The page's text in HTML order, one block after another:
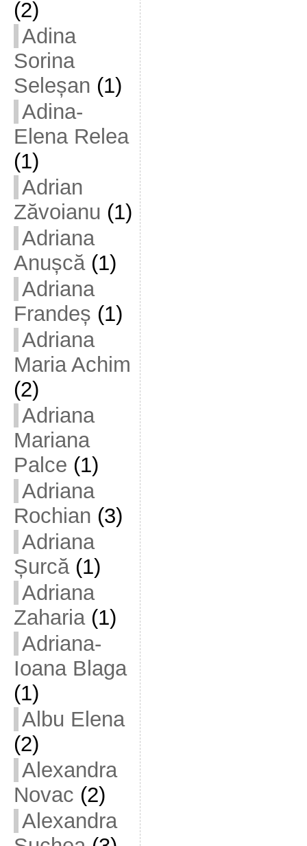
(2)
Adina
Sorina
Seleșan (1)
Adina-
Elena Relea
(1)
Adrian
Zăvoianu (1)
Adriana
Anușcă(1)
Adriana
Frandeș (1)
Adriana
Maria Achim
(2)
Adriana
Mariana
Palce (1)
Adriana
Rochian (3)
Adriana
Șurcă(1)
Adriana
Zaharia(1)
Adriana-
Ioana Blaga
(1)
Albu Elena
(2)
Alexandra
Novac (2)
Alexandra